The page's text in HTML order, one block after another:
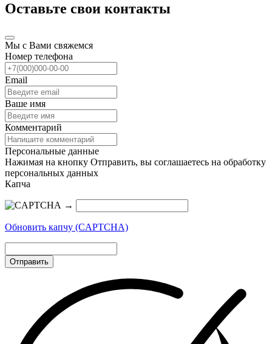
Оставьте свои контакты
Мы с Вами свяжемся
Номер телефона
Email
Ваше имя
Комментарий
Персональные данные
Нажимая на кнопку Отправить, вы соглашаетесь на обработку
персональных данных
Капча
→
Обновить капчу (CAPTCHA)
Отправить